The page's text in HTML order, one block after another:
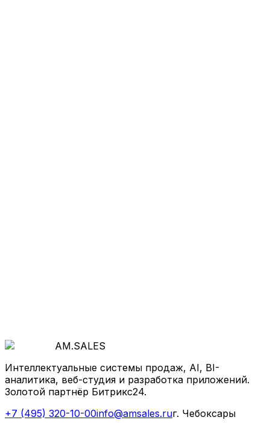
AM.SALES
Интеллектуальные системы продаж, AI, BI-
аналитика, веб-студия и разработка приложений.
Золотой партнёр Битрикс24.
+7 (495) 320-10-00info@amsales.ruг. Чебоксары